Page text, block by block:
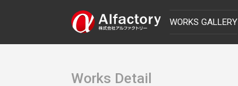
WORKS GALLERY
Works Detail